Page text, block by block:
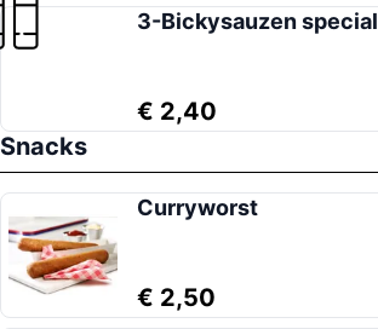
3-Bickysauzen special
€ 2,40
Snacks
Curryworst
€ 2,50